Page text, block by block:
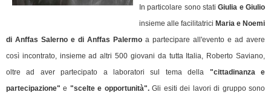
In particolare sono stati Giulia e Giulio
insieme alle facilitatrici Maria e Noemi
di Anffas Salerno e di Anffas Palermo a partecipare all'evento e ad avere
così incontrato, insieme ad altri 500 giovani da tutta Italia, Roberto Saviano,
oltre ad aver partecipato a laboratori sul tema della "cittadinanza e
partecipazione"e "scelte e opportunità".Gli esiti dei lavori di gruppo sono